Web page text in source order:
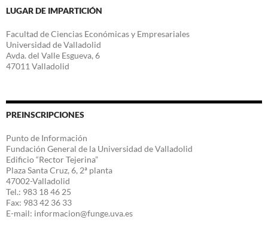
LUGAR DE IMPARTICIÓN
Facultad de Ciencias Económicas y Empresariales
Universidad de Valladolid
Avda. del Valle Esgueva, 6
47011 Valladolid
PREINSCRIPCIONES
Punto de Información
Fundación General de la Universidad de Valladolid
Edificio “Rector Tejerina”
Plaza Santa Cruz, 6, 2ª planta
47002-Valladolid
Tel.: 983 18 46 25
Fax: 983 42 36 33
E-mail: informacion@funge.uva.es